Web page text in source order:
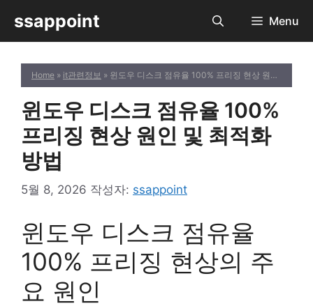
츠
ssappoint Menu
Home » it관련정보 » 윈도우 디스크 점유율 100% 프리징 현상 원인 및 최적화 방법
윈도우 디스크 점유율 100%
프리징 현상 원인 및 최적화
방법
5월 8, 2026 작성자: ssappoint
윈도우 디스크 점유율
100% 프리징 현상의 주
요 원인